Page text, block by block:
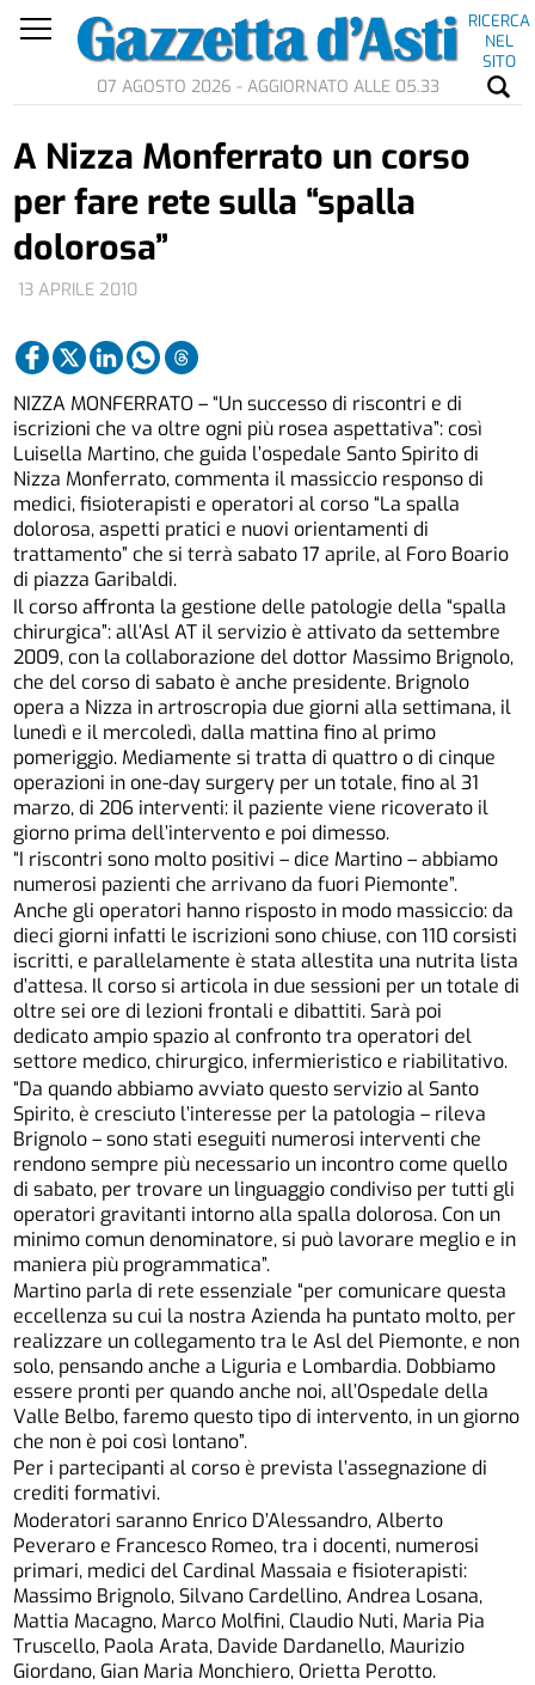
RICERCA
NEL
SITO
07 AGOSTO 2026 - AGGIORNATO ALLE 05.33
13 APRILE 2010
A Nizza Monferrato un corso
per fare rete sulla “spalla
dolorosa”
NIZZA MONFERRATO – “Un successo di riscontri e di
iscrizioni che va oltre ogni più rosea aspettativa”: così
Luisella Martino, che guida l’ospedale Santo Spirito di
Nizza Monferrato, commenta il massiccio responso di
medici, fisioterapisti e operatori al corso “La spalla
dolorosa, aspetti pratici e nuovi orientamenti di
trattamento” che si terrà sabato 17 aprile, al Foro Boario
di piazza Garibaldi.
Il corso affronta la gestione delle patologie della “spalla
chirurgica”: all’Asl AT il servizio è attivato da settembre
2009, con la collaborazione del dottor Massimo Brignolo,
che del corso di sabato è anche presidente. Brignolo
opera a Nizza in artroscropia due giorni alla settimana, il
lunedì e il mercoledì, dalla mattina fino al primo
pomeriggio. Mediamente si tratta di quattro o di cinque
operazioni in one-day surgery per un totale, fino al 31
marzo, di 206 interventi: il paziente viene ricoverato il
giorno prima dell’intervento e poi dimesso.
“I riscontri sono molto positivi – dice Martino – abbiamo
numerosi pazienti che arrivano da fuori Piemonte”.
Anche gli operatori hanno risposto in modo massiccio: da
dieci giorni infatti le iscrizioni sono chiuse, con 110 corsisti
iscritti, e parallelamente è stata allestita una nutrita lista
d’attesa. Il corso si articola in due sessioni per un totale di
oltre sei ore di lezioni frontali e dibattiti. Sarà poi
dedicato ampio spazio al confronto tra operatori del
settore medico, chirurgico, infermieristico e riabilitativo.
“Da quando abbiamo avviato questo servizio al Santo
Spirito, è cresciuto l’interesse per la patologia – rileva
Brignolo – sono stati eseguiti numerosi interventi che
rendono sempre più necessario un incontro come quello
di sabato, per trovare un linguaggio condiviso per tutti gli
operatori gravitanti intorno alla spalla dolorosa. Con un
minimo comun denominatore, si può lavorare meglio e in
maniera più programmatica”.
Martino parla di rete essenziale “per comunicare questa
eccellenza su cui la nostra Azienda ha puntato molto, per
realizzare un collegamento tra le Asl del Piemonte, e non
solo, pensando anche a Liguria e Lombardia. Dobbiamo
essere pronti per quando anche noi, all’Ospedale della
Valle Belbo, faremo questo tipo di intervento, in un giorno
che non è poi così lontano”.
Per i partecipanti al corso è prevista l’assegnazione di
crediti formativi.
Moderatori saranno Enrico D’Alessandro, Alberto
Peveraro e Francesco Romeo, tra i docenti, numerosi
primari, medici del Cardinal Massaia e fisioterapisti:
Massimo Brignolo, Silvano Cardellino, Andrea Losana,
Mattia Macagno, Marco Molfini, Claudio Nuti, Maria Pia
Truscello, Paola Arata, Davide Dardanello, Maurizio
Giordano, Gian Maria Monchiero, Orietta Perotto.